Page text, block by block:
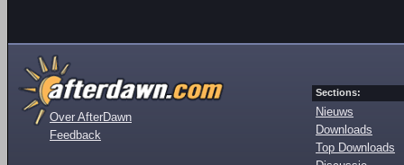
Over AfterDawn
Feedback
Sections:
Nieuws
Downloads
Top Downloads